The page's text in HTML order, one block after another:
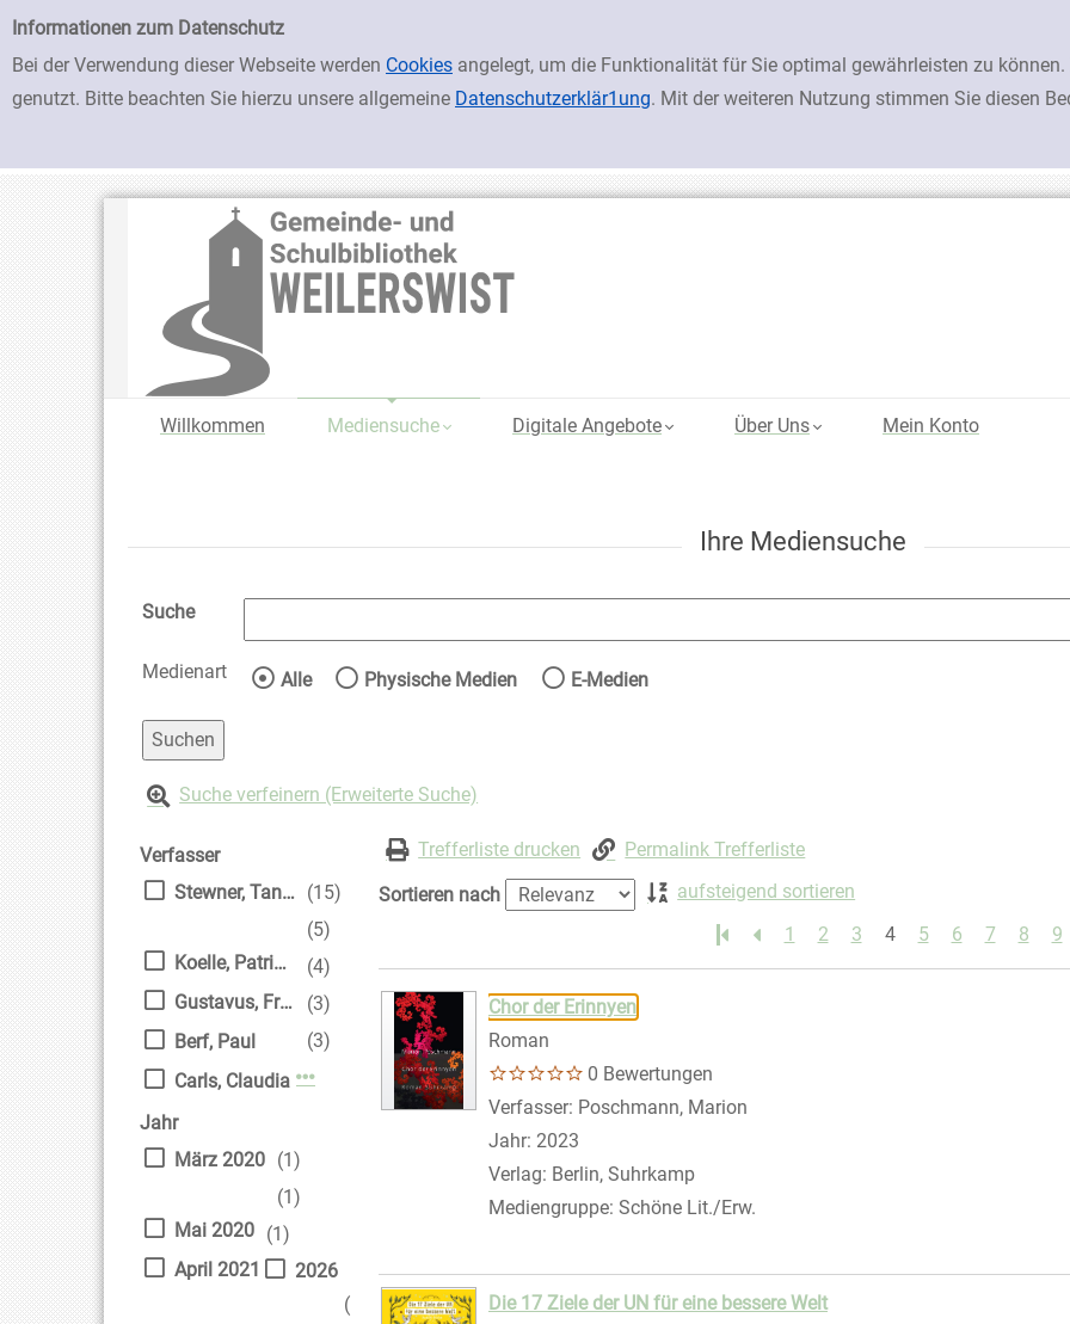
Einfache Suche
Informationen zum Datenschutz
Bei der Verwendung dieser Webseite werden Cookies angelegt, um die Funktionalität für Sie optimal gewährleisten zu
genutzt. Bitte beachten Sie hierzu unsere allgemeine Datenschutzerklär1ung. Mit der weiteren Nutzung stimmen Sie diesen
zur Navigation springen
zum Inhalt springen
Zu den Suchfiltern springen
Zur Trefferliste springen
Willkommen Mediensuche Digitale Angebote Über Uns Mein Konto
Ihre Mediensuche
Suche
Medienart Wählen Sie die Medienart nach der Sie suchen wollen.
Alle Physische Medien E-Medien
Suche verfeinern (Erweiterte Suche)
Suchfilter
Zur Trefferliste springen
Verfasser
Stewner, Tanya
(15)
Koelle, Patricia
(5)
Gustavus, Frank
(4)
Berf, Paul
(3)
Carls, Claudia
(3)
Mehr Verfasser-Filter anzeigen
Jahr
März 2020 (1)
Mai 2020
(1)
April 2021
(1)
2026
(
Trefferliste drucken
Permalink Trefferliste
Sortieren nach
aufsteigend sortieren
1
2 3 4 5 6 7 8 9
Suchergebnis
Zu den Suchfiltern springen
Chor der Erinnyen
Roman
0 Bewertungen
Verfasser: Poschmann, Marion
Jahr: 2023
Verlag: Berlin, Suhrkamp
Mediengruppe: Schöne Lit./Erw.
Die 17 Ziele der UN für eine bessere Welt